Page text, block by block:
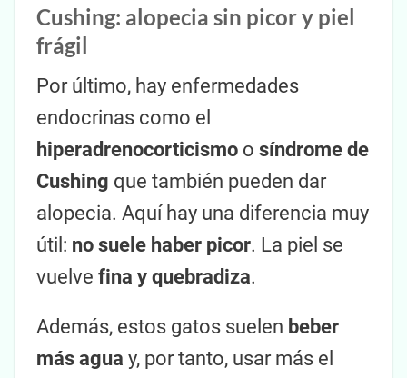
Cushing: alopecia sin picor y piel
frágil
Por último, hay enfermedades
endocrinas como el
hiperadrenocorticismo o síndrome de
Cushing que también pueden dar
alopecia. Aquí hay una diferencia muy
útil: no suele haber picor. La piel se
vuelve fina y quebradiza.
Además, estos gatos suelen beber
más agua y, por tanto, usar más el